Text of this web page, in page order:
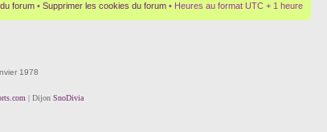
du forum • Supprimer les cookies du forum • Heures au format UTC + 1 heure
1978
| Dijon SnoDivia